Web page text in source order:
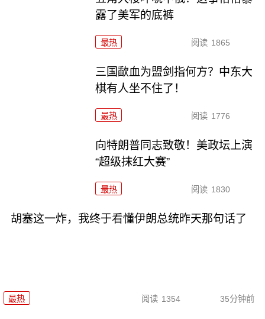
露了美军的底裤
最热 阅读 1865
三国歃血为盟剑指何方？中东大
棋有人坐不住了！
最热 阅读 1776
向特朗普同志致敬！美政坛上演
“超级抹红大赛”
最热 阅读 1830
胡塞这一炸，我终于看懂伊朗总统昨天那句话了
最热 阅读 1354 35分钟前